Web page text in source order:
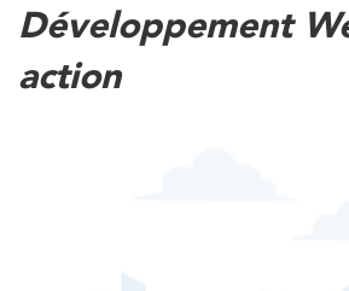
Développement
action